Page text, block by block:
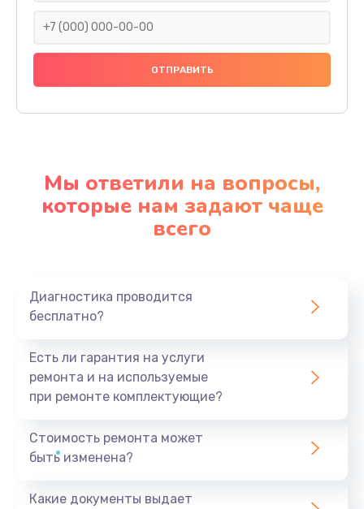
Мы ответили на вопросы,
которые нам задают чаще
всего
Диагностика проводится
бесплатно?
Есть ли гарантия на услуги
ремонта и на используемые
при ремонте комплектующие?
Стоимость ремонта может
быть изменена?
Какие документы выдает